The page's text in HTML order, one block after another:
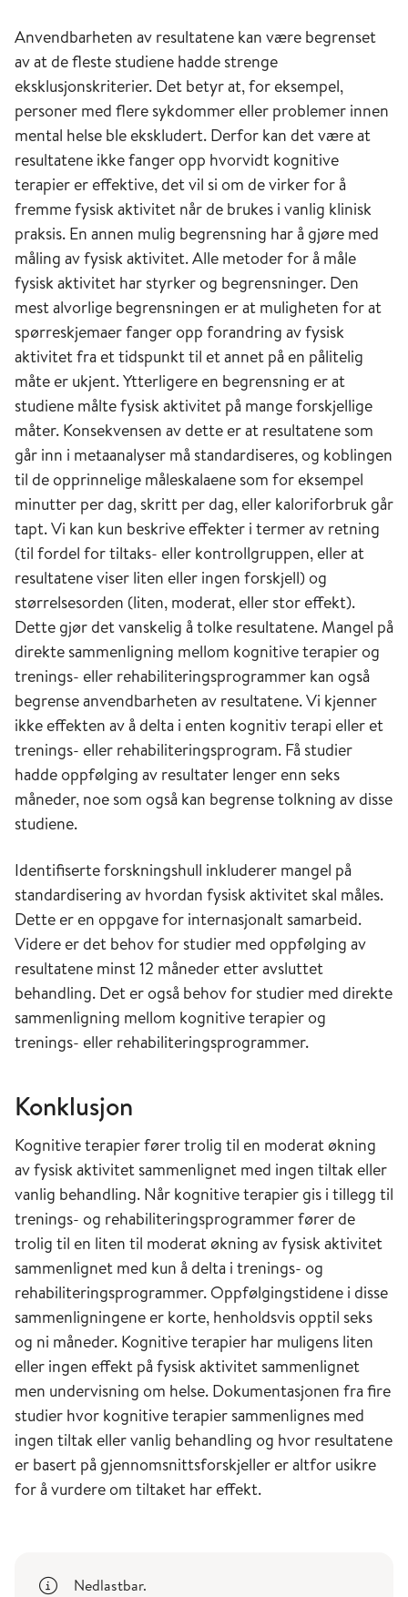
Anvendbarheten av resultatene kan være begrenset
av at de fleste studiene hadde strenge
eksklusjonskriterier. Det betyr at, for eksempel,
personer med flere sykdommer eller problemer innen
mental helse ble ekskludert. Derfor kan det være at
resultatene ikke fanger opp hvorvidt kognitive
terapier er effektive, det vil si om de virker for å
fremme fysisk aktivitet når de brukes i vanlig klinisk
praksis. En annen mulig begrensning har å gjøre med
måling av fysisk aktivitet. Alle metoder for å måle
fysisk aktivitet har styrker og begrensninger. Den
mest alvorlige begrensningen er at muligheten for at
spørreskjemaer fanger opp forandring av fysisk
aktivitet fra et tidspunkt til et annet på en pålitelig
måte er ukjent. Ytterligere en begrensning er at
studiene målte fysisk aktivitet på mange forskjellige
måter. Konsekvensen av dette er at resultatene som
går inn i metaanalyser må standardiseres, og koblingen
til de opprinnelige måleskalaene som for eksempel
minutter per dag, skritt per dag, eller kaloriforbruk går
tapt. Vi kan kun beskrive effekter i termer av retning
(til fordel for tiltaks- eller kontrollgruppen, eller at
resultatene viser liten eller ingen forskjell) og
størrelsesorden (liten, moderat, eller stor effekt).
Dette gjør det vanskelig å tolke resultatene. Mangel på
direkte sammenligning mellom kognitive terapier og
trenings- eller rehabiliteringsprogrammer kan også
begrense anvendbarheten av resultatene. Vi kjenner
ikke effekten av å delta i enten kognitiv terapi eller et
trenings- eller rehabiliteringsprogram. Få studier
hadde oppfølging av resultater lenger enn seks
måneder, noe som også kan begrense tolkning av disse
studiene.
Identifiserte forskningshull inkluderer mangel på
standardisering av hvordan fysisk aktivitet skal måles.
Dette er en oppgave for internasjonalt samarbeid.
Videre er det behov for studier med oppfølging av
resultatene minst 12 måneder etter avsluttet
behandling. Det er også behov for studier med direkte
sammenligning mellom kognitive terapier og
trenings- eller rehabiliteringsprogrammer.
Konklusjon
Kognitive terapier fører trolig til en moderat økning
av fysisk aktivitet sammenlignet med ingen tiltak eller
vanlig behandling. Når kognitive terapier gis i tillegg til
trenings- og rehabiliteringsprogrammer fører de
trolig til en liten til moderat økning av fysisk aktivitet
sammenlignet med kun å delta i trenings- og
rehabiliteringsprogrammer. Oppfølgingstidene i disse
sammenligningene er korte, henholdsvis opptil seks
og ni måneder. Kognitive terapier har muligens liten
eller ingen effekt på fysisk aktivitet sammenlignet
men undervisning om helse. Dokumentasjonen fra fire
studier hvor kognitive terapier sammenlignes med
ingen tiltak eller vanlig behandling og hvor resultatene
er basert på gjennomsnittsforskjeller er altfor usikre
for å vurdere om tiltaket har effekt.
Nedlastbar.